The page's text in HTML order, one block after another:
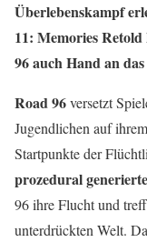
Überlebenskampf
11: Memories
96 auch Hand an
Road 96versetzt
Jugendlichen auf
Startpunkte der
prozedural
96 ihre Flucht und
unterdrückten Welt.